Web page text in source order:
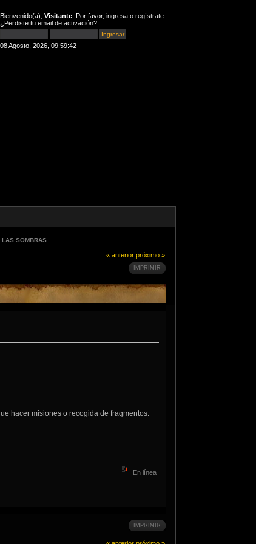
Bienvenido(a), Visitante . Por favor, ingresa o regístrate
¿Perdiste tu email de activación?
08 Agosto, 2026, 09:59:42
LAS SOMBRAS
« anterior próximo »
IMPRIMIR
hacer misiones o recogida de fragmentos.
En línea
IMPRIMIR